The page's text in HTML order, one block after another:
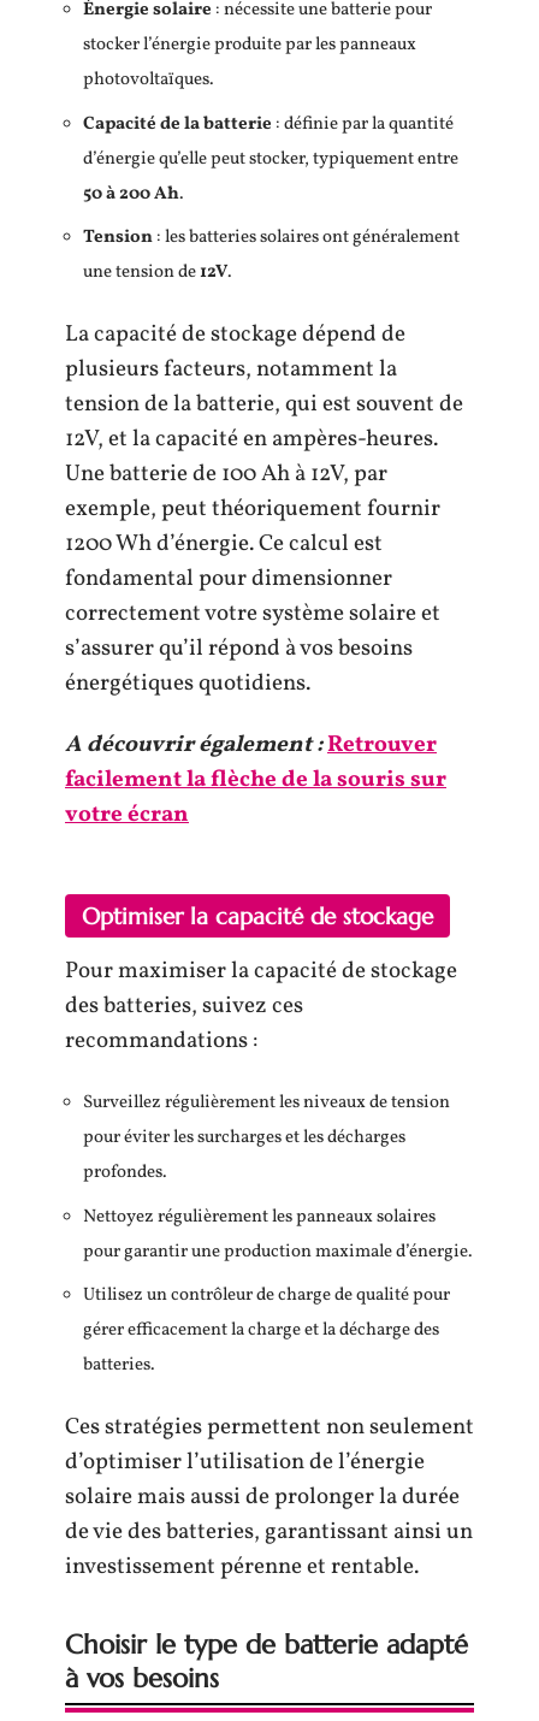
Énergie solaire : nécessite une batterie pour
stocker l’énergie produite par les panneaux
photovoltaïques.
Capacité de la batterie : définie par la quantité
d’énergie qu’elle peut stocker, typiquement entre
50 à 200 Ah.
Tension: les batteries solaires ont généralement
une tension de12V.
La capacité de stockage dépend de
plusieurs facteurs, notamment la
tension de la batterie, qui est souvent de
12V, et la capacité en ampères-heures.
Une batterie de 100 Ah à 12V, par
exemple, peut théoriquement fournir
1200 Wh d’énergie. Ce calcul est
fondamental pour dimensionner
correctement votre système solaire et
s’assurer qu’il répond à vos besoins
énergétiques quotidiens.
A découvrir également :Retrouver
facilement la flèche de la souris sur
votre écran
Optimiser la capacité de stockage
Pour maximiser la capacité de stockage
des batteries, suivez ces
recommandations :
Surveillez régulièrement les niveaux de tension
pour éviter les surcharges et les décharges
profondes.
Nettoyez régulièrement les panneaux solaires
pour garantir une production maximale d’énergie.
Utilisez un contrôleur de charge de qualité pour
gérer efficacement la charge et la décharge des
batteries.
Ces stratégies permettent non seulement
d’optimiser l’utilisation de l’énergie
solaire mais aussi de prolonger la durée
de vie des batteries, garantissant ainsi un
investissement pérenne et rentable.
Choisir le type de batterie adapté
à vos besoins